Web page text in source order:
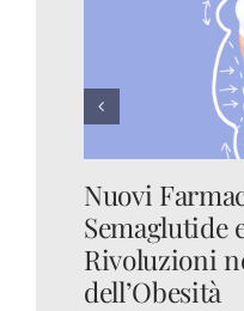
Nuovi
Semaglutide
Rivoluzioni
dell’Obesità